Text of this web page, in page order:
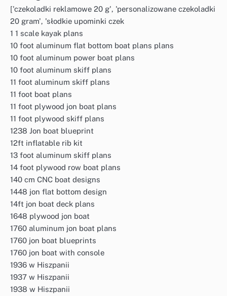
['czekoladki reklamowe 20 g', 'personalizowane czekoladki
20 gram', 'słodkie upominki czek
1 1 scale kayak plans
10 foot aluminum flat bottom boat plans plans
10 foot aluminum power boat plans
10 foot aluminum skiff plans
11 foot aluminum skiff plans
11 foot boat plans
11 foot plywood jon boat plans
11 foot plywood skiff plans
1238 Jon boat blueprint
12ft inflatable rib kit
13 foot aluminum skiff plans
14 foot plywood row boat plans
140 cm CNC boat designs
1448 jon flat bottom design
14ft jon boat deck plans
1648 plywood jon boat
1760 aluminum jon boat plans
1760 jon boat blueprints
1760 jon boat with console
1936 w Hiszpanii
1937 w Hiszpanii
1938 w Hiszpanii